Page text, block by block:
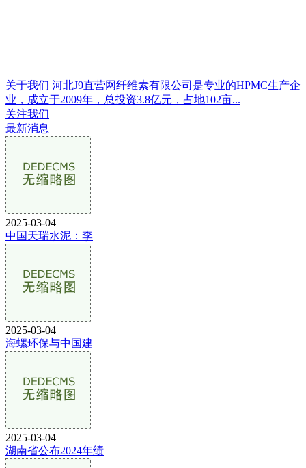
关于我们 河北J9直营网纤维素有限公司是专业的HPMC生产企
业，成立于2009年，总投资3.8亿元，占地102亩...
关注我们
最新消息
2025-03-04
中国天瑞水泥：李
2025-03-04
海螺环保与中国建
2025-03-04
湖南省公布2024年绩